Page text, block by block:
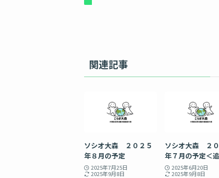
関連記事
ソシオ大森 ２０２５
年８月の予定
2025年7月25日
2025年9月8日
ソシオ大森 ２
年７月の予定＜
2025年6月20日
2025年9月8日